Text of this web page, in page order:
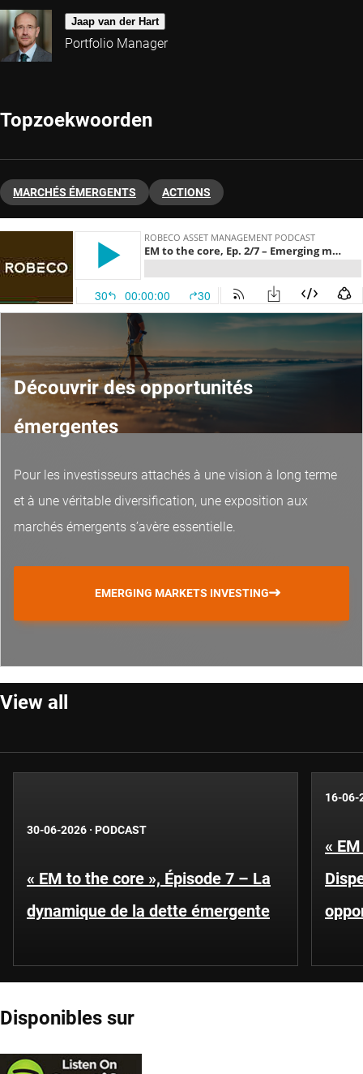
Jaap van der Hart
Portfolio Manager
Topzoekwoorden
MARCHÉS ÉMERGENTS ACTIONS
Découvrir des opportunités
émergentes
Pour les investisseurs attachés à une vision à long terme
et à une véritable diversification, une exposition aux
marchés émergents s’avère essentielle.
EMERGING MARKETS INVESTING
View all
30-06-2026 · PODCAST
« EM to the core », Épisode 7 – La
dynamique de la dette émergente
16-06-
«
Disponibles sur